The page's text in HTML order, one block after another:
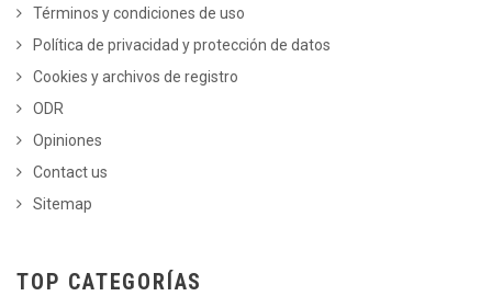
Términos y condiciones de uso
Política de privacidad y protección de datos
Cookies y archivos de registro
ODR
Opiniones
Contact us
Sitemap
TOP CATEGORÍAS